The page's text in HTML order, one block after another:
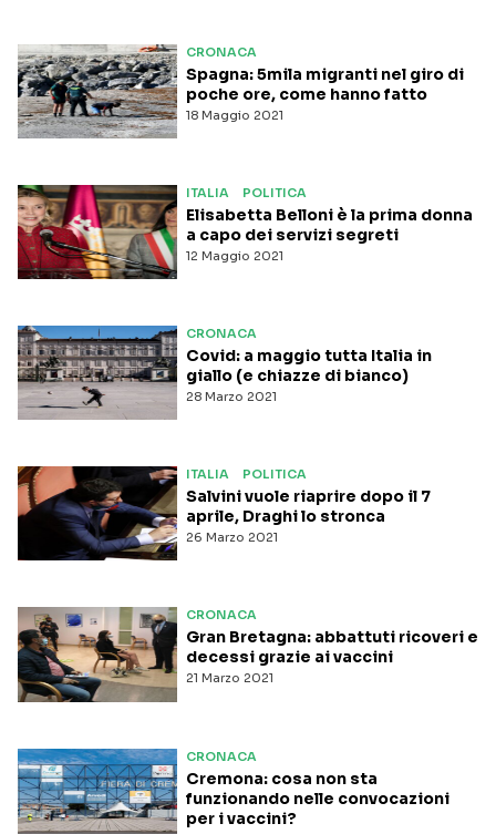
CRONACA
18 Maggio 2021
Spagna: 5mila migranti nel giro di
poche ore, come hanno fatto
ITALIA POLITICA
12 Maggio 2021
Elisabetta Belloni è la prima donna
a capo dei servizi segreti
CRONACA
28 Marzo 2021
Covid: a maggio tutta Italia in
giallo (e chiazze di bianco)
ITALIA POLITICA
26 Marzo 2021
Salvini vuole riaprire dopo il 7
aprile, Draghi lo stronca
CRONACA
21 Marzo 2021
Gran Bretagna: abbattuti ricoveri e
decessi grazie ai vaccini
CRONACA
Cremona: cosa non sta
funzionando nelle convocazioni
per i vaccini?